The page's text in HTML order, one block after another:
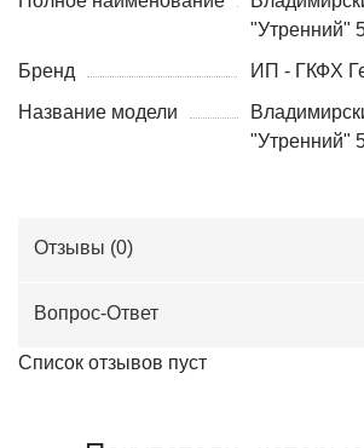
"Утренний"
Бренд
ИП - ГКФХ
Название модели
"Утренний"
Отзывы (0)
Вопрос-Ответ
Список отзывов пуст